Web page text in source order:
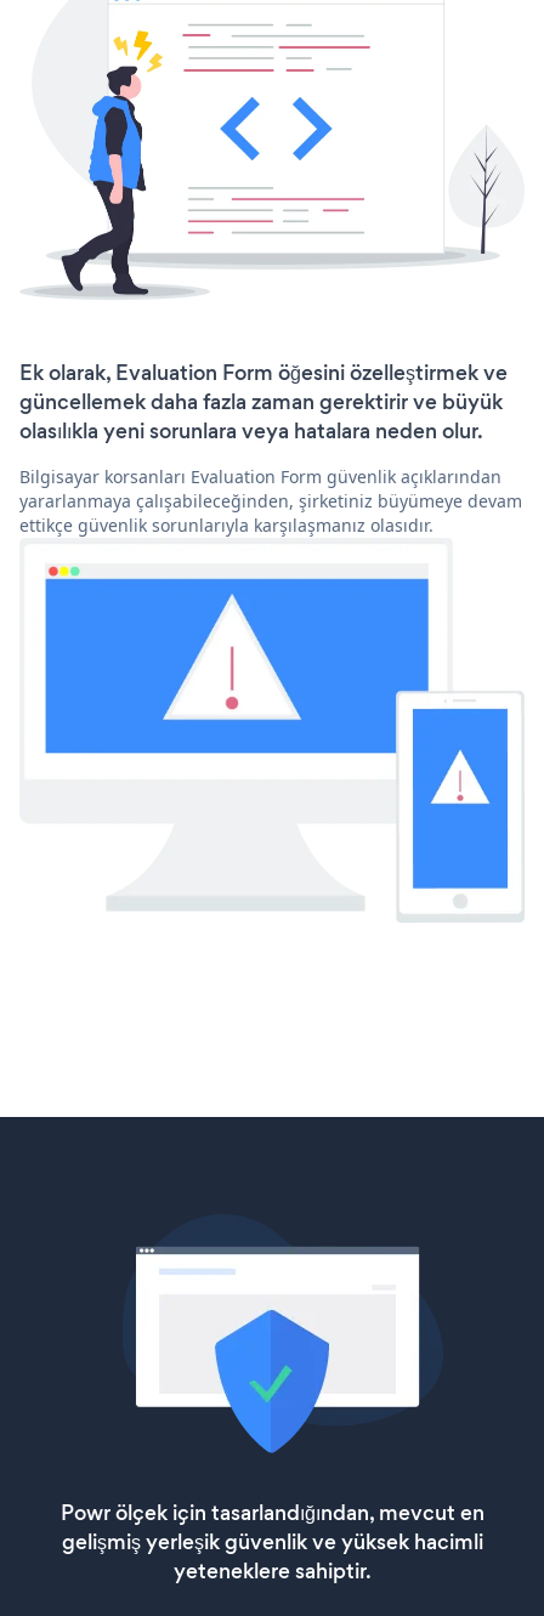
Ek olarak, Evaluation Form öğesini özelleştirmek ve
güncellemek daha fazla zaman gerektirir ve büyük
olasılıkla yeni sorunlara veya hatalara neden olur.
Bilgisayar korsanları Evaluation Form güvenlik açıklarından
yararlanmaya çalışabileceğinden, şirketiniz büyümeye devam
ettikçe güvenlik sorunlarıyla karşılaşmanız olasıdır.
Powr ölçek için tasarlandığından, mevcut en
gelişmiş yerleşik güvenlik ve yüksek hacimli
yeteneklere sahiptir.